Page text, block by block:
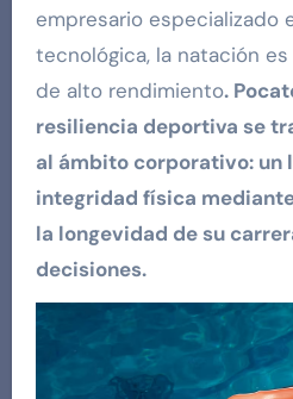
empresario especializado
tecnológica, la natación
de alto rendimiento.
resiliencia deportiva se
al ámbito corporativo: un
integridad física
la longevidad de su
decisiones.